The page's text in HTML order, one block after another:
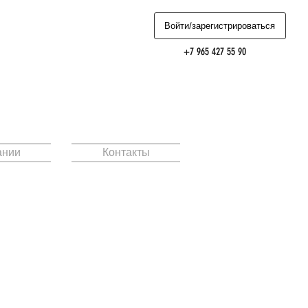
Войти/зарегистрироваться
+7 965 427 55 90
Контакты